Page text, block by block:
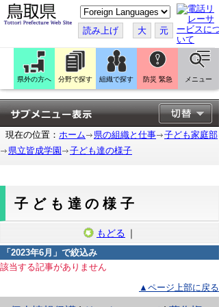
こ
の
ペ
ー
ジ
翻
訳
す
る
読み上げ 大 元
県外の方へ 分野で探す 組織で探す 防災 緊急 メニュー
現在の位置： ホーム 県の組織と仕事
子ども家庭部
県立皆成学園
子ども達の様子
子ども達の様子
もどる ｜
「 2023年6月 」で絞込み
該当する記事がありません
▲ページ上部に戻る